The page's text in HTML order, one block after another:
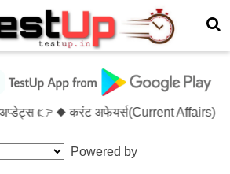
👉 ◆ करंट अफेयर्स(Current Affairs)-
Powered by